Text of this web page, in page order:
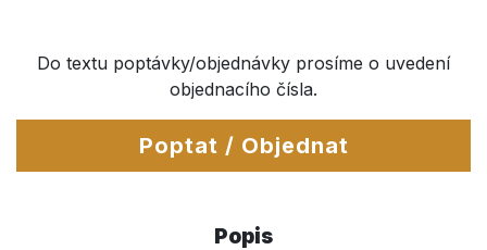
Do textu poptávky/objednávky prosíme o uvedení
objednacího čísla.
Poptat / Objednat
Popis